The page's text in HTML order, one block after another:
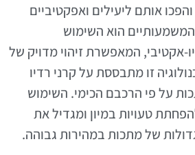
אותם ליעילים ואפקטיביים
הוא השימוש
אקטיבי, המאפשרת זיהוי מדויק של
זו מתבססת על קרני רדיו
על פי הרכבם הכימי. השימוש
טעויות במיון ומגדיל את
גדולות של מתכות במהירות גבוהה.